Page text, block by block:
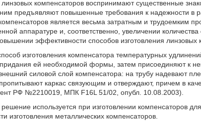
компенсаторов воспринимают существенные
предъявляют повышенные требования к надежности в
является весьма затратным и трудоемким
аппаратуре и, соответственно, увеличении
эффективности способов изготовления линзовых
изготовления компенсатора температурных
ей необходимой формы, затем присоединяют к
силовой слой компенсатора: на трубу надевают
каркас связующим и отверждают, причем в
РФ №2210019, МПК F16L 51/02, опубл. 10.08.2003).
решение используется при изготовлении компенсаторов
изготовления металлических компенсаторов.